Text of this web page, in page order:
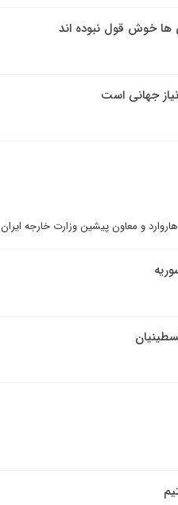
ها خوش قول نبوده اند
جهانی است
و معاون پیشین وزارت خارجه ایران